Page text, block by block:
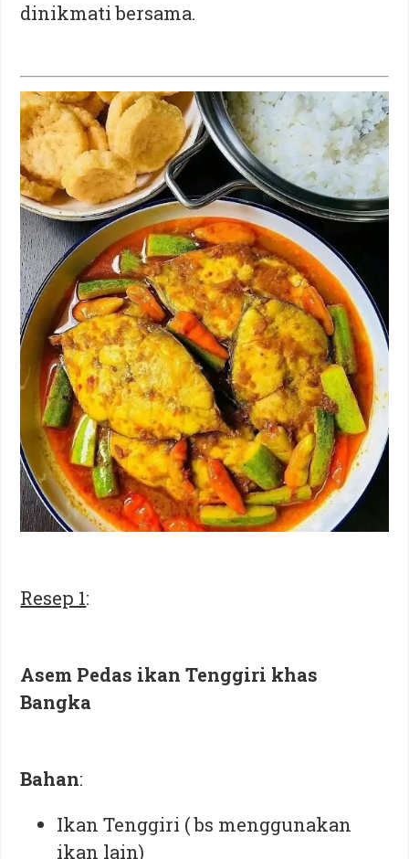
dinikmati bersama.
Resep 1:
Asem Pedas ikan Tenggiri khas
Bangka
Bahan:⁣
Ikan Tenggiri ( bs menggunakan
ikan lain)⁣